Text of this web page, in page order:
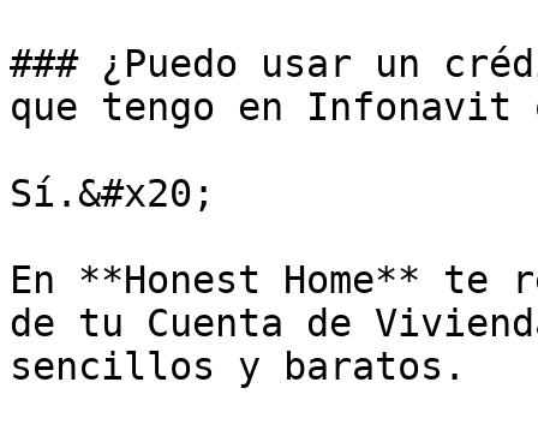
### ¿Puedo usar un
que tengo en Infonavit
Sí.&#x20;
En **Honest Home** te
de tu Cuenta de
sencillos y baratos.